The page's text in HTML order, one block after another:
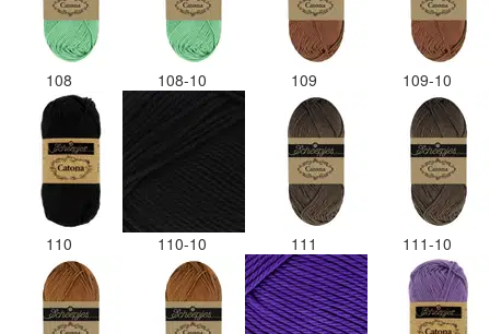
108 108-10 109 109-10
110 110-10 111 111-10